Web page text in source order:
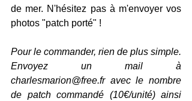
de mer. N'hésitez pas à m'envoyer vos
photos "patch porté" !
Pour le commander, rien de plus simple.
Envoyez un mail à
charlesmarion@free.fr avec le nombre
de patch commandé (10€/unité) ainsi